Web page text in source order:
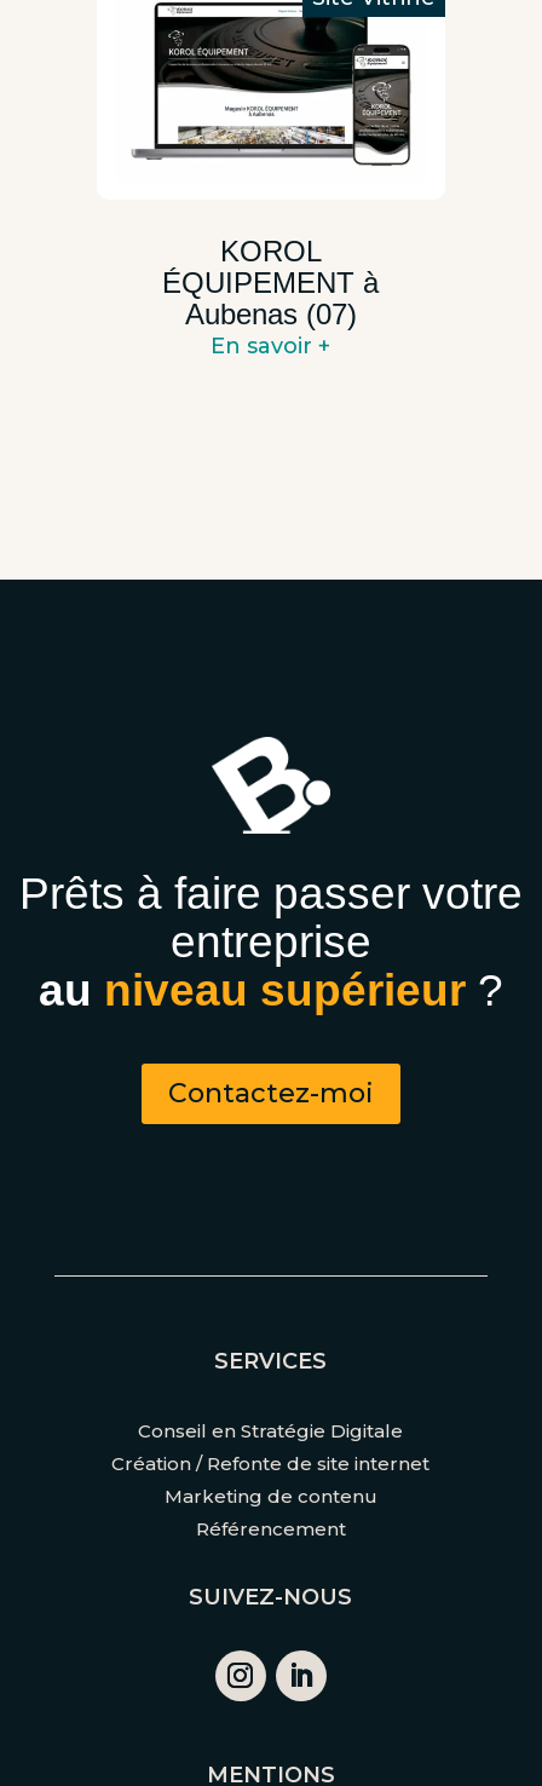
KOROL
ÉQUIPEMENT à
Aubenas (07)
En savoir +
Prêts à faire passer votre
entreprise
au niveau supérieur ?
Contactez-moi
SERVICES
Conseil en Stratégie Digitale
Création / Refonte de site internet
Marketing de contenu
Référencement
SUIVEZ-NOUS
MENTIONS